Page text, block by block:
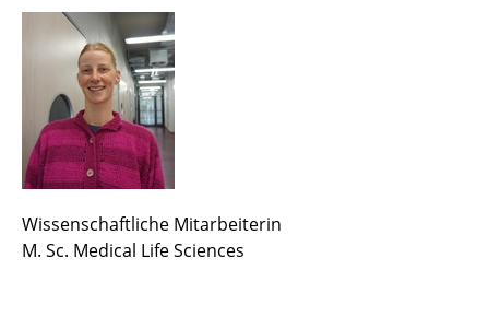
Michelle Düttmann
Antonia Hinze
Hannah Hölterhoff
Prof. Dr. Stephan Reichl
Wissenschaftliche Mitarbeiterin
M. Sc. Medical Life Sciences